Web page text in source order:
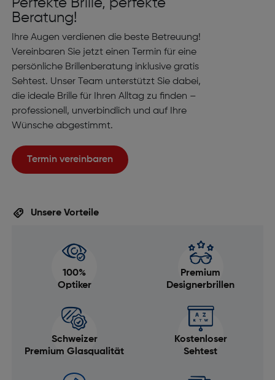
Perfekte Brille, perfekte
Beratung!
Ihre Augen verdienen die beste Betreuung!
Vereinbaren Sie jetzt einen Termin für eine
persönliche Brillenberatung inklusive gratis
Sehtest. Unser Team unterstützt Sie dabei,
die ideale Brille für Ihren Alltag zu finden –
professionell, unverbindlich und auf Ihre
Wünsche abgestimmt.
Termin vereinbaren
Unsere Vorteile
100%
Optiker
Premium
Designerbrillen
Schweizer
Premium Glasqualität
Kostenloser
Sehtest